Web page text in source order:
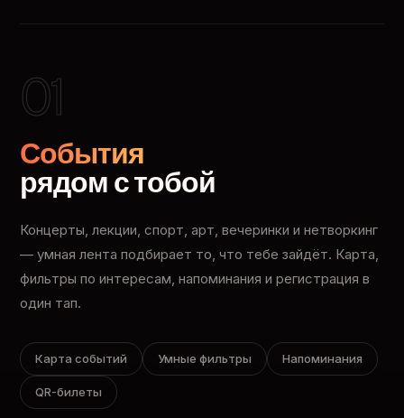
01
События
рядом с тобой
Концерты, лекции, спорт, арт, вечеринки и нетворкинг
— умная лента подбирает то, что тебе зайдёт. Карта,
фильтры по интересам, напоминания и регистрация в
один тап.
Карта событий Умные фильтры Напоминания
QR-билеты